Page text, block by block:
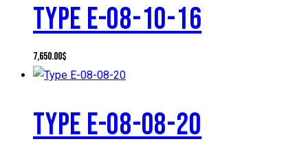
TYPE E-08-10-16
7,650.00$
TYPE E-08-08-20